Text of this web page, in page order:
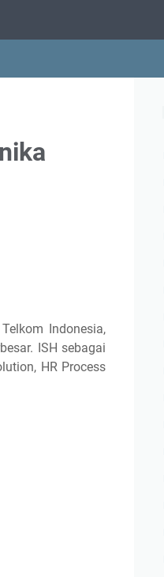
Indonesia,
ISH sebagai
HR Process